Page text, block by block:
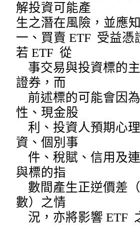
解投資可能產
生之潛在風險，並應
一、買賣 ETF  受益
若 ETF  從
證券，而
性、現金股
資、個別事
與標的指
數）之情